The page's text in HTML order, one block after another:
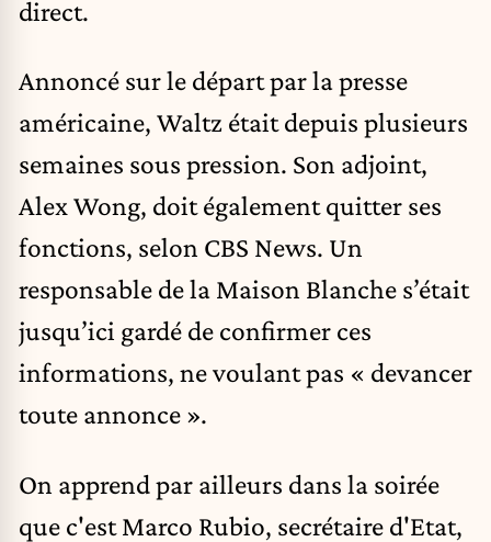
direct.
Annoncé sur le départ par la presse
américaine, Waltz était depuis plusieurs
semaines sous pression. Son adjoint,
Alex Wong, doit également quitter ses
fonctions, selon CBS News. Un
responsable de la Maison Blanche s’était
jusqu’ici gardé de confirmer ces
informations, ne voulant pas « devancer
toute annonce ».
On apprend par ailleurs dans la soirée
que c'est Marco Rubio, secrétaire d'Etat,